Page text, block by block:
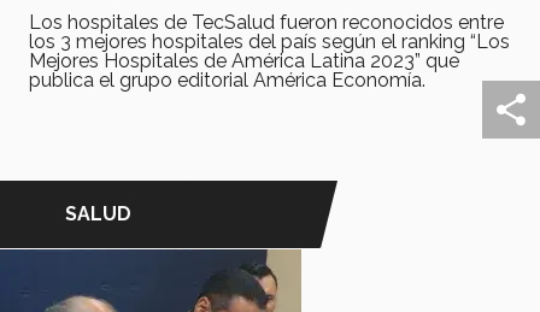
Los hospitales de TecSalud fueron reconocidos entre
los 3 mejores hospitales del país según el ranking “Los
Mejores Hospitales de América Latina 2023” que
publica el grupo editorial América Economía.
SALUD